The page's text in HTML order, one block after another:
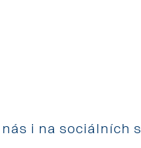
i na sociálních